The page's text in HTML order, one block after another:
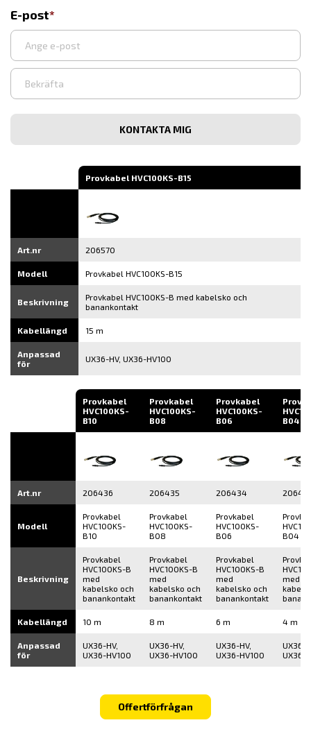
E-post
Ange
e-
Bekräfta
post
Provkabel HVC100KS-B15
Art.nr 206570
Modell Provkabel HVC100KS-B15
Beskrivning
Provkabel HVC100KS-B med kabelsko och
banankontakt
Kabellängd 15 m
Anpassad
för
UX36-HV, UX36-HV100
Provkabel
HVC100KS-
B10
Provkabel
HVC100KS-
B08
Provkabel
HVC100KS-
B06
B04
Art.nr 206436 206435 206434
Modell
Provkabel
HVC100KS-
B10
Provkabel
HVC100KS-
B08
Provkabel
HVC100KS-
B06
B04
Beskrivning
Provkabel
HVC100KS-B
med
kabelsko och
banankontakt
Provkabel
HVC100KS-B
med
kabelsko och
banankontakt
Provkabel
HVC100KS-B
med
kabelsko och
banankontakt
med
Kabellängd 10 m 8 m 6 m 4 m
Anpassad
för
UX36-HV,
UX36-HV100
UX36-HV,
UX36-HV100
UX36-HV,
UX36-HV100
UX36-
UX36-
Offertförfrågan